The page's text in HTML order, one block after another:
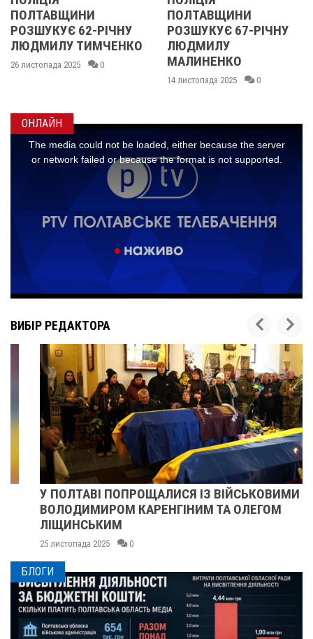
62-РІЧНУ
ТИМЧЕНКО
листопада 2025 0
ПОЛТАВЩИНИ
РОЗШУКУЄ 67-РІЧНУ
ЛЮДМИЛУ
МАЛИНЕНКО
14 листопада 2025 0
ОНЛАЙН
ВИБІР РЕДАКТОРА
У ПОЛТАВІ ПОПРОЩАЛИСЯ ІЗ ВІЙСЬКОВИМИ
ВОЛОДИМИРОМ КАРЕНГІНИМ ТА ОЛЕГОМ
ЛІЩИНСЬКИМ
25 листопада 2025 0
БЛОГИ